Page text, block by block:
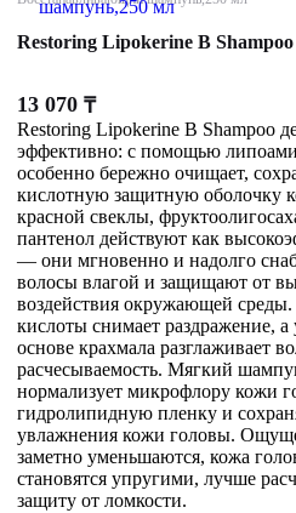
Restoring Lipokerine B Shampoo
13 070 ₸
Restoring Lipokerine B Shampoo
эффективно: с помощью
особенно бережно очищает,
кислотную защитную оболочку
красной свеклы,
пантенол действуют как
— они мгновенно и надолго
волосы влагой и защищают от
воздействия окружающей
кислоты снимает раздражение,
основе крахмала разглаживает
расчесываемость. Мягкий
нормализует микрофлору кожи
гидролипидную пленку и
увлажнения кожи головы.
заметно уменьшаются, кожа
становятся упругими, лучше
защиту от ломкости.